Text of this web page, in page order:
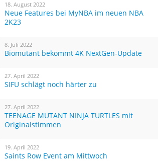
18. August 2022
Neue Features bei MyNBA im neuen NBA
2K23
8. Juli 2022
Biomutant bekommt 4K NextGen-Update
27. April 2022
SIFU schlägt noch härter zu
27. April 2022
TEENAGE MUTANT NINJA TURTLES mit
Originalstimmen
19. April 2022
Saints Row Event am Mittwoch